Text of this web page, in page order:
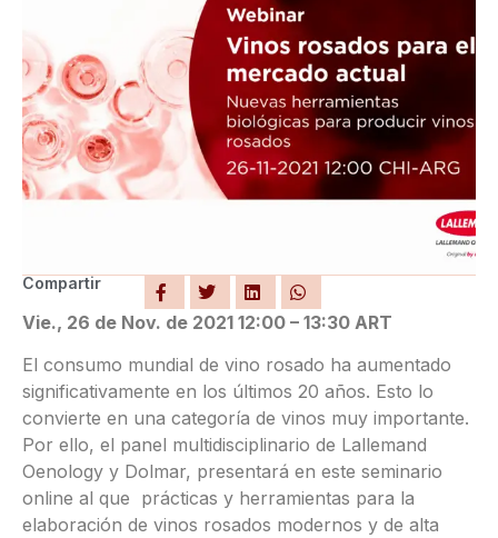
Compartir
Vie., 26 de Nov. de 2021 12:00 – 13:30 ART
El consumo mundial de vino rosado ha aumentado
significativamente en los últimos 20 años. Esto lo
convierte en una categoría de vinos muy importante.
Por ello, el panel multidisciplinario de Lallemand
Oenology y Dolmar, presentará en este seminario
online al que prácticas y herramientas para la
elaboración de vinos rosados modernos y de alta